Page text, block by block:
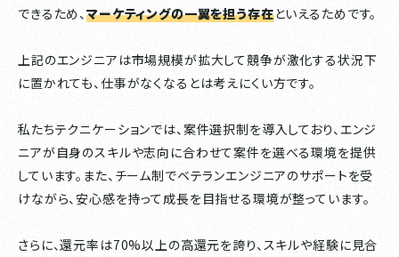
できるため、マーケティングの一翼を担う存在といえるためです。
上記のエンジニアは市場規模が拡大して競争が激化する状況下
に置かれても、仕事がなくなるとは考えにくい方です。
私たちテクニケーションでは、案件選択制を導入しており、エンジ
ニアが自身のスキルや志向に合わせて案件を選べる環境を提供
しています。また、チーム制でベテランエンジニアのサポートを受
けながら、安心感を持って成長を目指せる環境が整っています。
さらに、還元率は70%以上の高還元を誇り、スキルや経験に見合